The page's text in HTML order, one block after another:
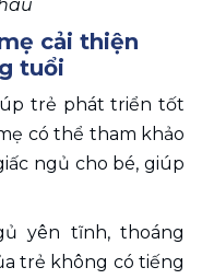
cải thiện
tuổi
trẻ phát triển tốt
có thể tham khảo
ngủ cho bé, giúp
yên tĩnh, thoáng
trẻ không có tiếng